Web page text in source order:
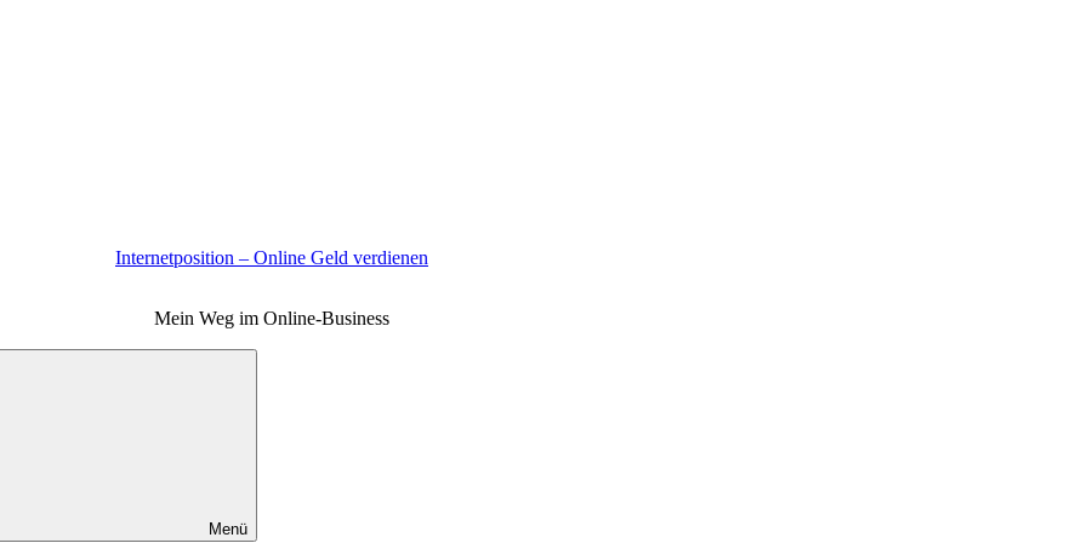
Internetposition – Online Geld verdienen
Mein Weg im Online-Business
Menü